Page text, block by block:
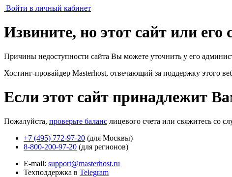
Войти в личный кабинет
Извините, но этот сайт или
Причины недоступности сайта Вы можете уточнить у его
Хостинг-провайдер Masterhost, отвечающий за поддержку этого
Если этот сайт принадлежит
Пожалуйста, проверьте баланс лицевого счета или свяжитесь со
+7 (495) 772-97-20 (для Москвы)
8-800-200-97-20 (для регионов)
E-mail: support@masterhost.ru
Техподдержка в Telegram